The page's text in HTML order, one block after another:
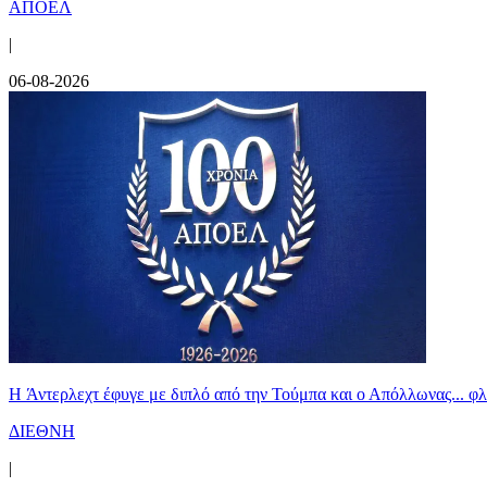
ΑΠΟΕΛ
|
06-08-2026
H Άντερλεχτ έφυγε με διπλό από την Τούμπα και ο Απόλλωνας...
ΔΙΕΘΝΗ
|